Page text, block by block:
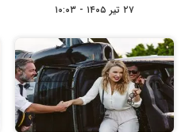
۲۷ تیر ۱۴۰۵ - ۱۰:۰۳